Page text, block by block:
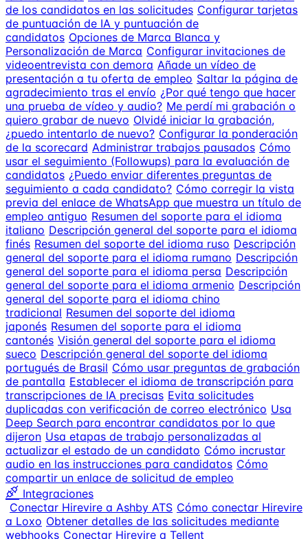
de los candidatos en las solicitudes Configurar tarjetas
de puntuación de IA y puntuación de
candidatos Opciones de Marca Blanca y
Personalización de Marca Configurar invitaciones de
videoentrevista con demora Añade un vídeo de
presentación a tu oferta de empleo Saltar la página de
agradecimiento tras el envío ¿Por qué tengo que hacer
una prueba de vídeo y audio? Me perdí mi grabación o
quiero grabar de nuevo Olvidé iniciar la grabación,
¿puedo intentarlo de nuevo? Configurar la ponderación
de la scorecard Administrar trabajos pausados Cómo
usar el seguimiento (Followups) para la evaluación de
candidatos ¿Puedo enviar diferentes preguntas de
seguimiento a cada candidato? Cómo corregir la vista
previa del enlace de WhatsApp que muestra un título de
empleo antiguo Resumen del soporte para el idioma
italiano Descripción general del soporte para el idioma
finés Resumen del soporte del idioma ruso Descripción
general del soporte para el idioma rumano Descripción
general del soporte para el idioma persa Descripción
general del soporte para el idioma armenio Descripción
general del soporte para el idioma chino
tradicional Resumen del soporte del idioma
japonés Resumen del soporte para el idioma
cantonés Visión general del soporte para el idioma
sueco Descripción general del soporte del idioma
portugués de Brasil Cómo usar preguntas de grabación
de pantalla Establecer el idioma de transcripción para
transcripciones de IA precisas Evita solicitudes
duplicadas con verificación de correo electrónico Usa
Deep Search para encontrar candidatos por lo que
dijeron Usa etapas de trabajo personalizadas al
actualizar el estado de un candidato Cómo incrustar
audio en las instrucciones para candidatos Cómo
compartir un enlace de solicitud de empleo
Integraciones
Conectar Hirevire a Ashby ATS Cómo conectar Hirevire
a Loxo Obtener detalles de las solicitudes mediante
webhooks Conectar Hirevire a Tellent